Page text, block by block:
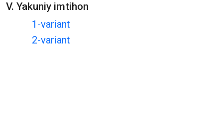
V. Yakuniy imtihon
1-variant
2-variant